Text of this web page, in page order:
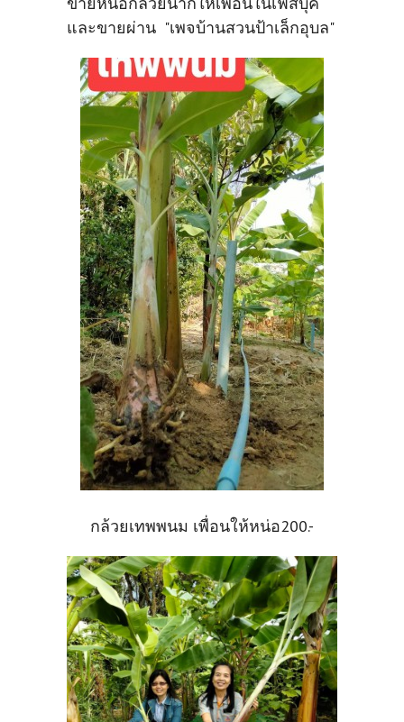
และขายผ่าน "เพจบ้านสวนป้าเล็กอุบล"
กล้วยเทพพนม เพื่อนให้หน่อ200.-